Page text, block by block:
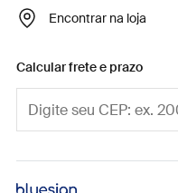
Encontrar na loja
Calcular frete e prazo